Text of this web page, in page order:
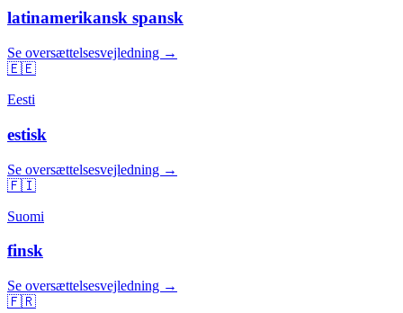
latinamerikansk spansk
Se oversættelsesvejledning →
🇪🇪
Eesti
estisk
Se oversættelsesvejledning →
🇫🇮
Suomi
finsk
Se oversættelsesvejledning →
🇫🇷